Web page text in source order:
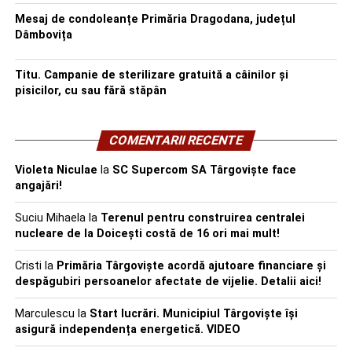
Mesaj de condoleanțe Primăria Dragodana, județul
Dâmbovița
Titu. Campanie de sterilizare gratuită a câinilor și
pisicilor, cu sau fără stăpân
COMENTARII RECENTE
Violeta Niculae la SC Supercom SA Târgoviște face
angajări!
Suciu Mihaelala Terenul pentru construirea centralei
nucleare de la Doicești costă de 16 ori mai mult!
Cristi la Primăria Târgoviște acordă ajutoare financiare și
despăgubiri persoanelor afectate de vijelie. Detalii aici!
Marculescu la Start lucrări. Municipiul Târgoviște își
asigură independența energetică. VIDEO